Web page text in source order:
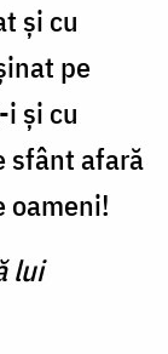
şi cu
pe
şi cu
sfânt afară
oameni!
lui